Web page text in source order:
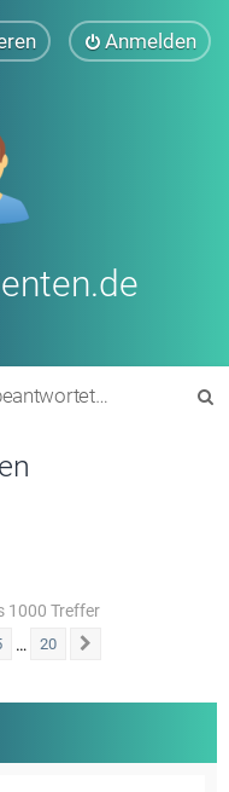
Anmelden
Unbeantwortete Themen
1000 Treffer
… 20